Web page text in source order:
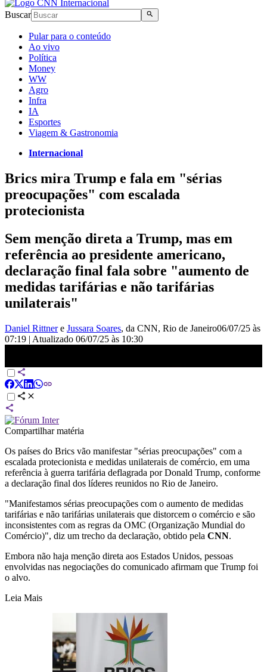
Buscar
Pular para o conteúdo
Ao vivo
Política
Money
WW
Agro
Infra
IA
Esportes
Viagem & Gastronomia
Internacional
Brics mira Trump e fala em "sérias
preocupações" com escalada
protecionista
Sem menção direta a Trump, mas em
referência ao presidente americano,
declaração final fala sobre "aumento de
medidas tarifárias e não tarifárias
unilaterais"
Daniel Rittnere Jussara Soares, da CNN, Rio de Janeiro06/07/25 às
07:19 | Atualizado 06/07/25 às 10:30
Compartilhar matéria
Os países do Brics vão manifestar "sérias preocupações" com a
escalada protecionista e medidas unilaterais de comércio, em uma
referência à guerra tarifária deflagrada por Donald Trump, conforme
a declaração final dos líderes reunidos no Rio de Janeiro.
"Manifestamos sérias preocupações com o aumento de medidas
tarifárias e não tarifárias unilaterais que distorcem o comércio e são
inconsistentes com as regras da OMC (Organização Mundial do
Comércio)", diz um trecho da declaração, obtido pela CNN.
Embora não haja menção direta aos Estados Unidos, pessoas
envolvidas nas negociações do comunicado afirmam que Trump foi
o alvo.
Leia Mais